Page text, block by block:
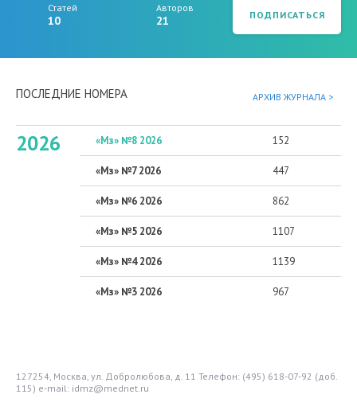
Статей
10
Авторов
21 ПОДПИСАТЬСЯ
ПОСЛЕДНИЕ НОМЕРА АРХИВ ЖУРНАЛА >
2026 «Мз» №8 2026 152
«Мз» №7 2026 447
«Мз» №6 2026 862
«Мз» №5 2026 1107
«Мз» №4 2026 1139
«Мз» №3 2026 967
127254, Москва, ул. Добролюбова, д. 11 Телефон: (495) 618-07-92 (доб.
115) e-mail: idmz@mednet.ru